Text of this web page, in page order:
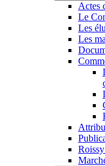
Actes
Le
Les
Les